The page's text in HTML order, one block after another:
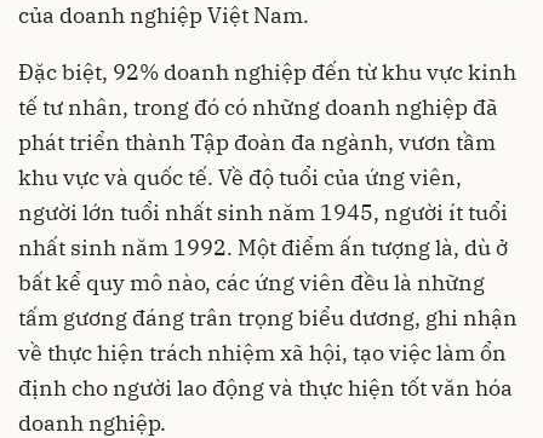
của doanh nghiệp Việt Nam.
Đặc biệt, 92% doanh nghiệp đến từ khu vực kinh
tế tư nhân, trong đó có những doanh nghiệp đã
phát triển thành Tập đoàn đa ngành, vươn tầm
khu vực và quốc tế. Về độ tuổi của ứng viên,
người lớn tuổi nhất sinh năm 1945, người ít tuổi
nhất sinh năm 1992. Một điểm ấn tượng là, dù ở
bất kể quy mô nào, các ứng viên đều là những
tấm gương đáng trân trọng biểu dương, ghi nhận
về thực hiện trách nhiệm xã hội, tạo việc làm ổn
định cho người lao động và thực hiện tốt văn hóa
doanh nghiệp.